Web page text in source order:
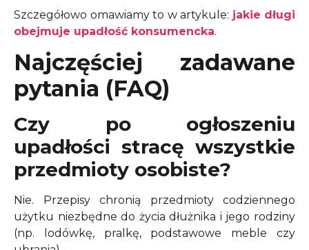
Szczegółowo omawiamy to w artykule: jakie długi
obejmuje upadłość konsumencka.
Najczęściej zadawane
pytania (FAQ)
Czy po ogłoszeniu
upadłości stracę wszystkie
przedmioty osobiste?
Nie. Przepisy chronią przedmioty codziennego
użytku niezbędne do życia dłużnika i jego rodziny
(np. lodówkę, pralkę, podstawowe meble czy